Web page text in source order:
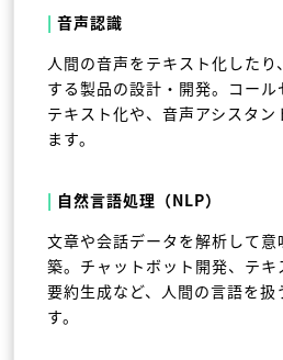
| 音声認識
人間の音声をテキスト化した
する製品の設計・開発。コー
テキスト化や、音声アシスタ
ます。
| 自然言語処理（NLP）
文章や会話データを解析して
築。チャットボット開発、テキ
要約生成など、人間の言語を扱
す。